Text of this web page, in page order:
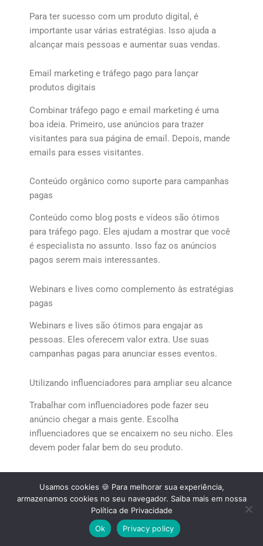
Para ter sucesso com um produto digital, é
importante usar várias estratégias. Isso ajuda a
alcançar mais pessoas e aumentar suas vendas.
Email marketing e tráfego pago para lançar
produtos digitais
Combinar tráfego pago e email marketing é uma
boa ideia. Primeiro, use anúncios para trazer
visitantes para sua página de email. Depois, mande
emails para esses visitantes.
Conteúdo orgânico como suporte para campanhas
pagas
Conteúdo como blog posts e vídeos são ótimos
para tráfego pago. Eles ajudam a mostrar que você
é especialista no assunto. Isso faz os anúncios
pagos serem mais interessantes.
Webinars e lives como complemento às estratégias
pagas
Webinars e lives são ótimos para engajar as
pessoas. Eles oferecem valor extra. Use suas
campanhas pagas para anunciar esses eventos.
Utilizando influenciadores para ampliar seu alcance
Trabalhar com influenciadores pode fazer seu
anúncio chegar a mais gente. Escolha
influenciadores que se encaixem no seu nicho. Eles
devem poder falar bem do seu produto.
fazer seu lançamento ser muito bem-sucedido. Isso
vai ajudar a aumentar suas vendas.
Casos de sucesso: tráfego pago para lançar
Usamos cookies 🍪 Para melhorar sua experiência,
armazenamos cookies no seu navegador. Saiba mais em nossa
Política de Privacidade
Ok
Privacy policy